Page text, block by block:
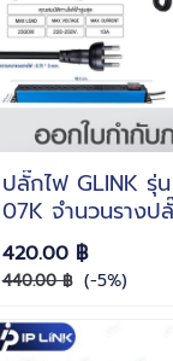
ปลั๊กไฟ GLINK รุ่
07K จำนวนรางป
ช่อง Overload ช่
อัตโนมัติเมื่อใช้ไฟเกิน
420.00 ฿
440.00 ฿ (-5%)